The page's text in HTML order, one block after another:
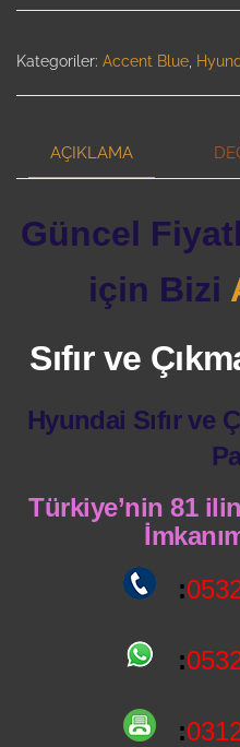
Kategoriler: Accent Blue,
AÇIKLAMA
Güncel
için Bizi
Sıfır ve
Hyundai Sıfır ve
Türkiye’nin 81
:
:
: